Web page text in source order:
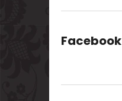
Facebook